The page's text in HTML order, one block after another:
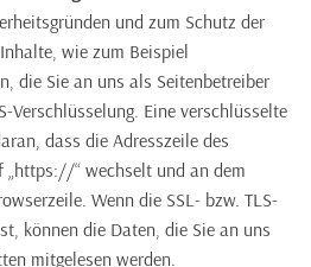
und zum Schutz der
wie zum Beispiel
die Sie an uns als Seitenbetreiber
Verschlüsselung. Eine verschlüsselte
dass die Adresszeile des
“ wechselt und an dem
Wenn die SSL- bzw. TLS-
können die Daten, die Sie an uns
mitgelesen werden.